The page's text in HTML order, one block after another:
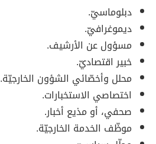
دبلوماسيّ.
ديموغرافيّ.
مسؤول عن الأرشيف.
خبير اقتصاديّ.
محلل وأخصّائي الشؤون الخارجيّة.
اختصاصي الاستخبارات.
صحفي، أو مذيع أخبار.
موظّف الخدمة الخارجيّة.